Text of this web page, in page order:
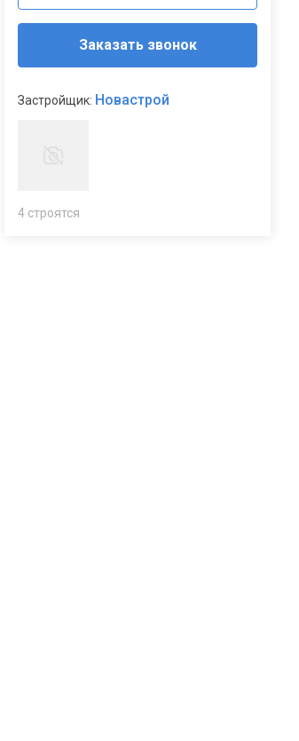
Заказать звонок
Застройщик: Новастрой
4 строятся